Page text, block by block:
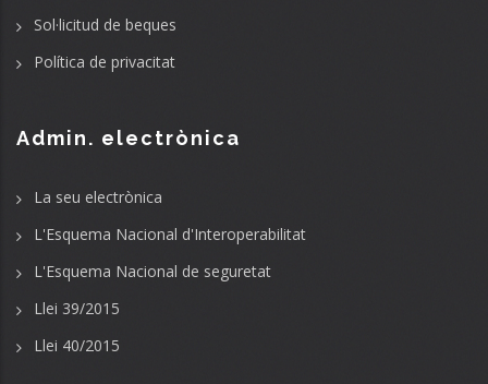
Sol·licitud de beques
Política de privacitat
Admin. electrònica
La seu electrònica
L'Esquema Nacional d'Interoperabilitat
L'Esquema Nacional de seguretat
Llei 39/2015
Llei 40/2015